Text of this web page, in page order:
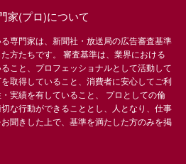
家(プロ)について
専門家は、新聞社・放送局の広告審査基準
方たちです。 審査基準は、業界における
こと、プロフェッショナルとして活動して
取得していること、消費者に安心してご利
実績を有していること、 プロとしての倫
な行動ができることとし、人となり、仕事
聞きした上で、基準を満たした方のみを掲